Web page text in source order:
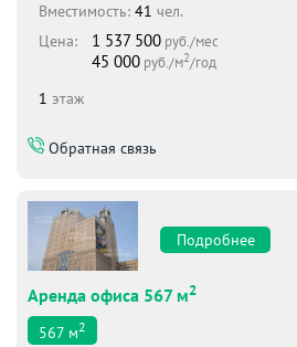
Вместимоcть: 41 чел.
Цена:
1 537 500 руб./мес
45 000 руб./м2/год
1 этаж
Обратная связь
Подробнее
Аренда офиса 567 м2
567 м2